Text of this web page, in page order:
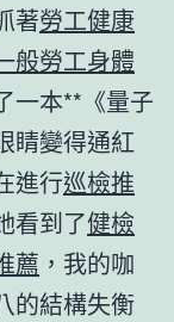
著勞工健康
般勞工身體
一本**《量子
睛變得通紅
進行巡檢推
看到了健檢
薦 ，我的咖
的結構失衡